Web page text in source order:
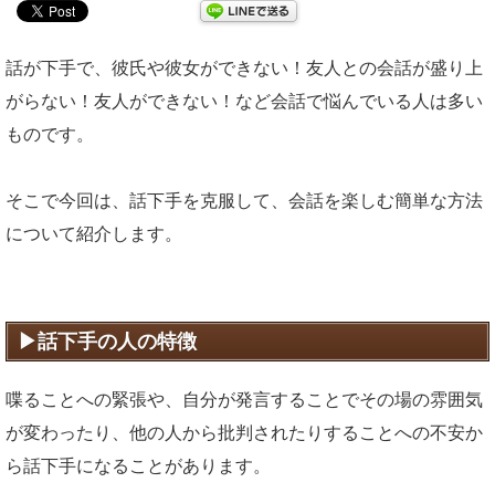
話が下手で、彼氏や彼女ができない！友人との会話が盛り上
がらない！友人ができない！など会話で悩んでいる人は多い
ものです。
そこで今回は、話下手を克服して、会話を楽しむ簡単な方法
について紹介します。
話下手の人の特徴
喋ることへの緊張や、自分が発言することでその場の雰囲気
が変わったり、他の人から批判されたりすることへの不安か
ら話下手になることがあります。